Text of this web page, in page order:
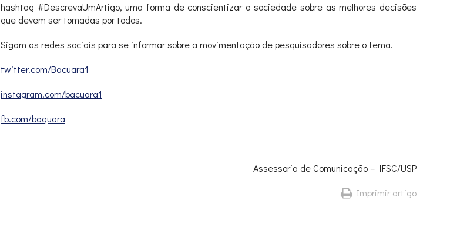
hashtag #DescrevaUmArtigo, uma forma de conscientizar a sociedade sobre as melhores decisões
que devem ser tomadas por todos.
Sigam as redes sociais para se informar sobre a movimentação de pesquisadores sobre o tema.
twitter.com/Bacuara1
instagram.com/bacuara1
fb.com/baquara
Assessoria de Comunicação – IFSC/USP
Imprimir artigo